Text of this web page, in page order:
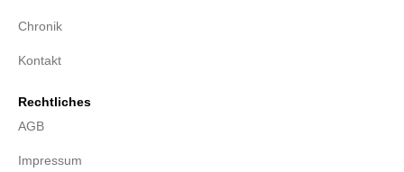
Chronik
Kontakt
Rechtliches
AGB
Impressum